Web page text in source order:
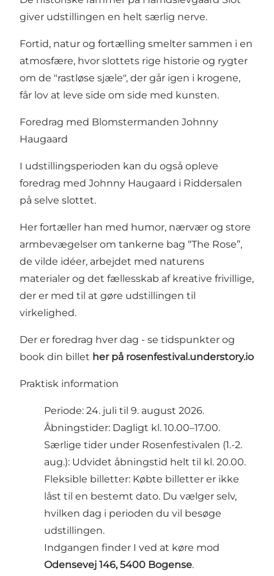
giver udstillingen en helt særlig nerve.
Fortid, natur og fortælling smelter sammen i en
atmosfære, hvor slottets rige historie og rygter
om de "rastløse sjæle", der går igen i krogene,
får lov at leve side om side med kunsten.
Foredrag med Blomstermanden Johnny
Haugaard
I udstillingsperioden kan du også opleve
foredrag med Johnny Haugaard i Riddersalen
på selve slottet.
Her fortæller han med humor, nærvær og store
armbevægelser om tankerne bag “The Rose”,
de vilde idéer, arbejdet med naturens
materialer og det fællesskab af kreative frivillige,
der er med til at gøre udstillingen til
virkelighed.
Der er foredrag hver dag - se tidspunkter og
book din billet her på rosenfestival.understory.io
Praktisk information
Periode: 24. juli til 9. august 2026.
Åbningstider: Dagligt kl. 10.00–17.00.
Særlige tider under Rosenfestivalen (1.-2.
aug.): Udvidet åbningstid helt til kl. 20.00.
Fleksible billetter: Købte billetter er ikke
låst til en bestemt dato. Du vælger selv,
hvilken dag i perioden du vil besøge
udstillingen.
Indgangen finder I ved at køre mod
Odensevej 146, 5400 Bogense.